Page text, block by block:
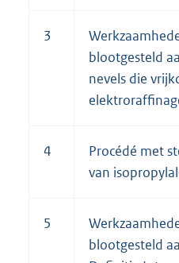
3
blootgesteld
nevels die
4
Procédé met
van
5
blootgesteld